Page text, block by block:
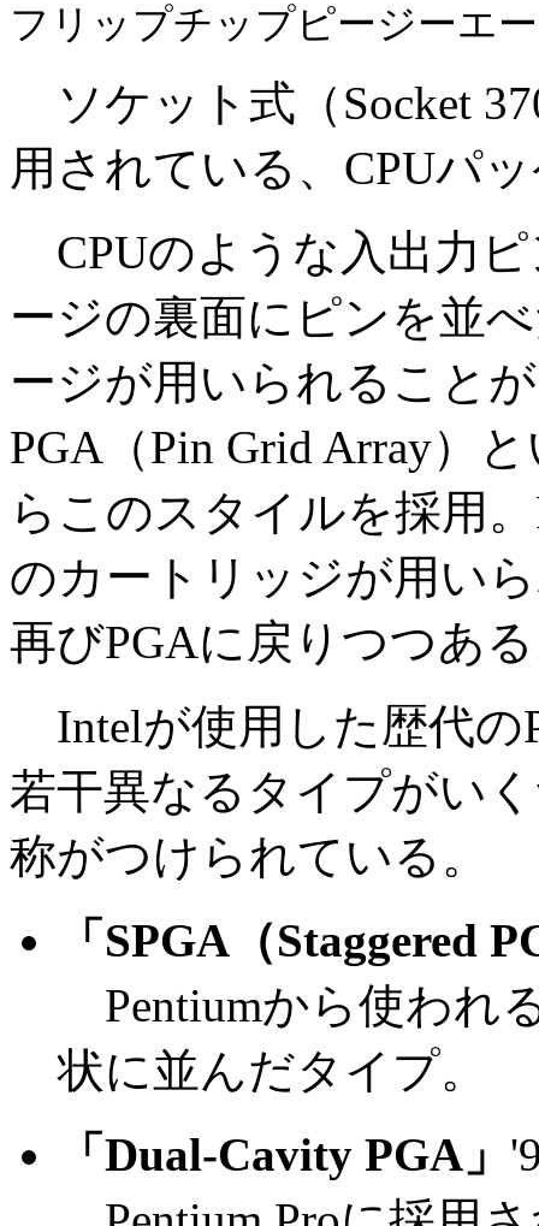
フリップチップピージーエ
ソケット式（Socket
用されている、CPUパ
CPUのような入出力
ージの裏面にピンを並
ージが用いられること
PGA（Pin Grid Array）
らこのスタイルを採用
のカートリッジが用い
再びPGAに戻りつつあ
Intelが使用した歴代の
若干異なるタイプがい
称がつけられている。
「SPGA（Staggered
Pentiumから使われ
状に並んだタイプ。
「Dual-Cavity PGA」